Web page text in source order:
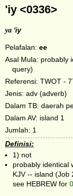
'iy <0336>
ya 'iy
Pelafalan: ee
Asal Mula: probably
query)
Referensi: TWOT -
Jenis: adv (adverb)
Dalam TB: daerah
Dalam AV: island 1
Jumlah: 1
Definisi:
1) not
probably identical
KJV -- island (Job
see HEBREW for